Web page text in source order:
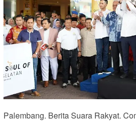
Palembang. Berita Suara Rakyat.